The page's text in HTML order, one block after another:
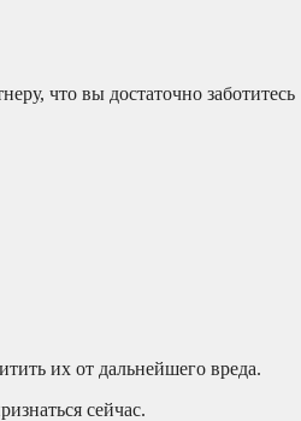
что вы достаточно заботитесь
их от дальнейшего вреда.
сейчас.